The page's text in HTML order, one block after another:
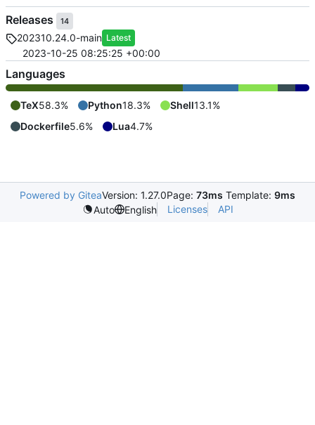
Releases 14
202310.24.0-main Latest
2023-10-25 08:25:25 +00:00
Languages
TeX58.3% Python18.3% Shell13.1%
Dockerfile5.6% Lua4.7%
Powered by GiteaVersion: 1.27.0Page: 73ms Template: 9ms
Auto
English Licenses API